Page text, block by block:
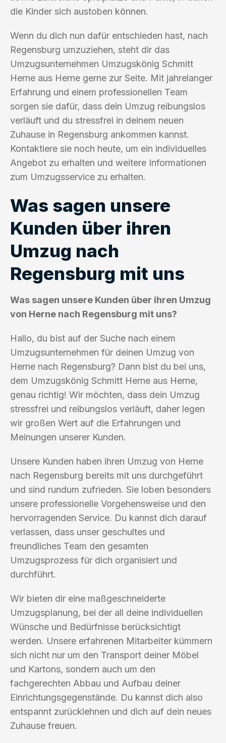
die Kinder sich austoben können.
Wenn du dich nun dafür entschieden hast, nach
Regensburg umzuziehen, steht dir das
Umzugsunternehmen Umzugskönig Schmitt
Herne aus Herne gerne zur Seite. Mit jahrelanger
Erfahrung und einem professionellen Team
sorgen sie dafür, dass dein Umzug reibungslos
verläuft und du stressfrei in deinem neuen
Zuhause in Regensburg ankommen kannst.
Kontaktiere sie noch heute, um ein individuelles
Angebot zu erhalten und weitere Informationen
zum Umzugsservice zu erhalten.
Was sagen unsere
Kunden über ihren
Umzug nach
Regensburg mit uns
Was sagen unsere Kunden über ihren Umzug
von Herne nach Regensburg mit uns?
Hallo, du bist auf der Suche nach einem
Umzugsunternehmen für deinen Umzug von
Herne nach Regensburg? Dann bist du bei uns,
dem Umzugskönig Schmitt Herne aus Herne,
genau richtig! Wir möchten, dass dein Umzug
stressfrei und reibungslos verläuft, daher legen
wir großen Wert auf die Erfahrungen und
Meinungen unserer Kunden.
Unsere Kunden haben ihren Umzug von Herne
nach Regensburg bereits mit uns durchgeführt
und sind rundum zufrieden. Sie loben besonders
unsere professionelle Vorgehensweise und den
hervorragenden Service. Du kannst dich darauf
verlassen, dass unser geschultes und
freundliches Team den gesamten
Umzugsprozess für dich organisiert und
durchführt.
Wir bieten dir eine maßgeschneiderte
Umzugsplanung, bei der all deine individuellen
Wünsche und Bedürfnisse berücksichtigt
werden. Unsere erfahrenen Mitarbeiter kümmern
sich nicht nur um den Transport deiner Möbel
und Kartons, sondern auch um den
fachgerechten Abbau und Aufbau deiner
Einrichtungsgegenstände. Du kannst dich also
entspannt zurücklehnen und dich auf dein neues
Zuhause freuen.